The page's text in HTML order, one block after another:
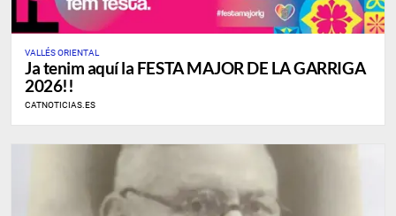
VALLÉS ORIENTAL
Ja tenim aquí la FESTA MAJOR DE LA GARRIGA
2026!!
CATNOTICIAS.ES